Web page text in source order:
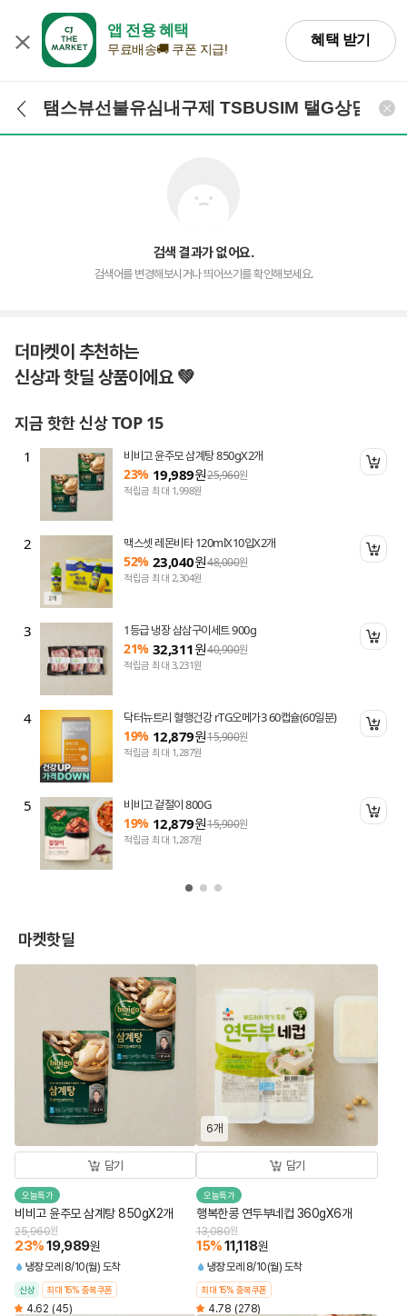
앱 전용 혜택
무료배송🚚 쿠폰 지급!
혜택 받기
검색어 입력 검
검색 결과가 없어요.
검색어를 변경해보시거나 띄어쓰기를 확인해보세요.
더마켓이 추천하는
신상과 핫딜 상품이에요 💚
지금 핫한 신상 TOP 15
담기
담기
담기
담기
담기
1 비비고 윤주모 삼계탕 850gX2개
23% 19,989원25,960원
적립금 최대 1,998원
2 맥스셋 레몬비타 120mlX10입X2개
52% 23,040원48,000원
적립금 최대 2,304원
3 1등급 냉장 삼삼구이세트 900g
21% 32,311원40,900원
적립금 최대 3,231원
4 닥터뉴트리 혈행건강 rTG오메가3 60캡슐(60일분)
19% 12,879원15,900원
적립금 최대 1,287원
5 비비고 겉절이 800G
19% 12,879원15,900원
적립금 최대 1,287원
마켓핫딜
담기
오늘특가
비비고 윤주모 삼계탕 850gX2개
25,960원
23%19,989원
냉장모레 8/10(월) 도착
신상 최대 15% 중복쿠폰
4.62 (45)
6개
담기
오늘특가
행복한콩 연두부네컵 360gX6개
13,080원
15%11,118원
냉장모레 8/10(월) 도착
최대 15% 중복쿠폰
4.78 (278)